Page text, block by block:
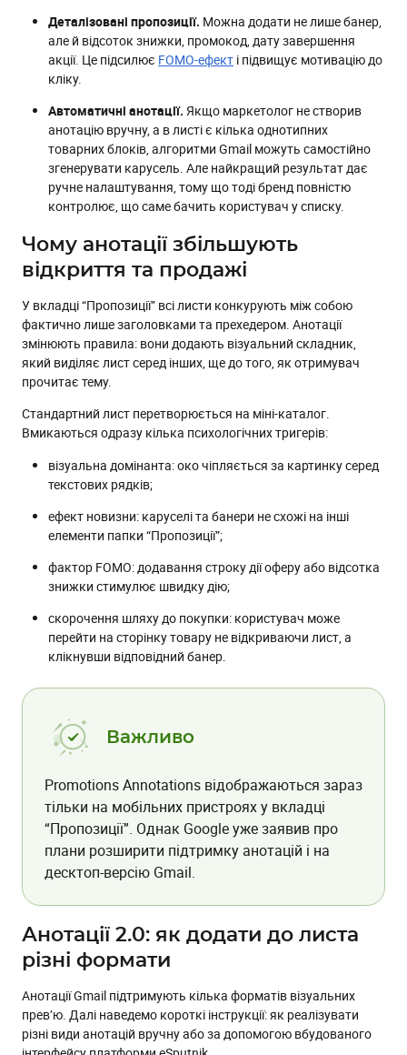
Деталізовані пропозиції. Можна додати не лише банер,
але й відсоток знижки, промокод, дату завершення
акції. Це підсилює FOMO-ефект і підвищує мотивацію до
кліку.
Автоматичні анотації. Якщо маркетолог не створив
анотацію вручну, а в листі є кілька однотипних
товарних блоків, алгоритми Gmail можуть самостійно
згенерувати карусель. Але найкращий результат дає
ручне налаштування, тому що тоді бренд повністю
контролює, що саме бачить користувач у списку.
Чому анотації збільшують
відкриття та продажі
У вкладці “Пропозиції” всі листи конкурують між собою
фактично лише заголовками та прехедером. Анотації
змінюють правила: вони додають візуальний складник,
який виділяє лист серед інших, ще до того, як отримувач
прочитає тему.
Стандартний лист перетворюється на міні-каталог.
Вмикаються одразу кілька психологічних тригерів:
візуальна домінанта: око чіпляється за картинку серед
текстових рядків;
ефект новизни: каруселі та банери не схожі на інші
елементи папки “Пропозиції”;
фактор FOMO: додавання строку дії оферу або відсотка
знижки стимулює швидку дію;
скорочення шляху до покупки: користувач може
перейти на сторінку товару не відкриваючи лист, а
клікнувши відповідний банер.
Важливо
Promotions Annotations відображаються зараз
тільки на мобільних пристроях у вкладці
“Пропозиції”. Однак Google уже заявив про
плани розширити підтримку анотацій і на
десктоп-версію Gmail.
Анотації 2.0: як додати до листа
різні формати
Анотації Gmail підтримують кілька форматів візуальних
прев’ю. Далі наведемо короткі інструкції: як реалізувати
різні види анотацій вручну або за допомогою вбудованого